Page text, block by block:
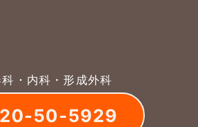
・内科・形成外科
50-5929